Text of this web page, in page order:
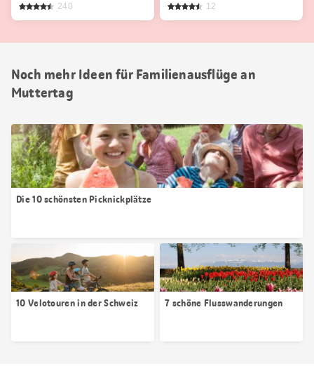
240
12
Noch mehr Ideen für Familienausflüge an
Muttertag
Die 10 schönsten Picknickplätze
10 Velotouren in der Schweiz 7 schöne Flusswanderungen